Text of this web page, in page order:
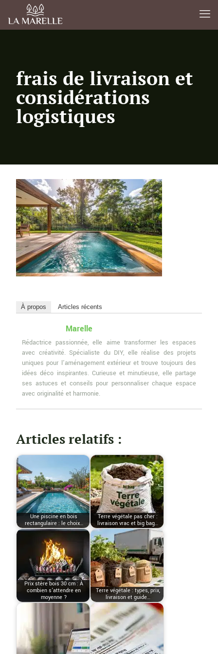
frais de livraison et
considérations
logistiques
À propos Articles récents
Marelle
Rédactrice passionnée, elle aime transformer les espaces
avec créativité. Spécialiste du DIY, elle réalise des projets
uniques pour l'aménagement extérieur et trouve toujours des
idées déco inspirantes. Curieuse et minutieuse, elle partage
ses astuces et conseils pour personnaliser chaque espace
avec originalité et harmonie.
Articles relatifs :
Une piscine en bois
rectangulaire : le choix…
Terre végétale pas cher :
livraison vrac et big bag…
Prix stère bois 30 cm : À
combien s’attendre en
moyenne ?
Terre végétale : types, prix,
livraison et guide…